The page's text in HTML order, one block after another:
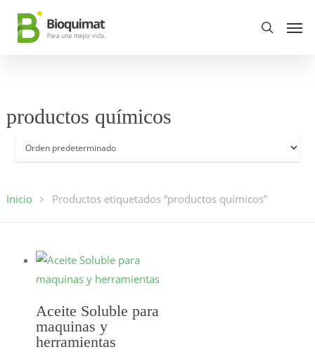
productos químicos
Inicio Productos etiquetados “productos químicos”
SELECCIONAR
Aceite Soluble para
maquinas y
herramientas